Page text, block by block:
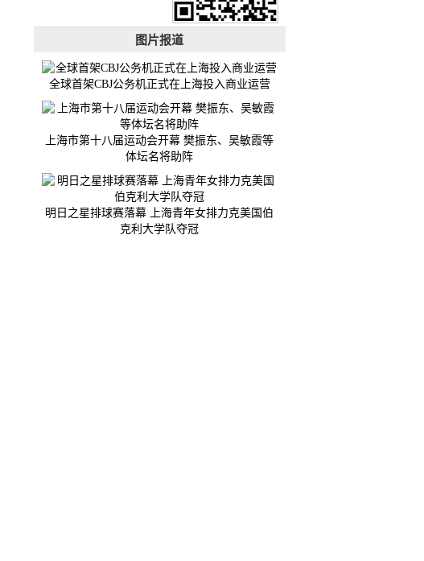
图片报道
全球首架CBJ公务机正式在上海投入商业运营
上海市第十八届运动会开幕 樊振东、吴敏霞等
体坛名将助阵
明日之星排球赛落幕 上海青年女排力克美国伯
克利大学队夺冠